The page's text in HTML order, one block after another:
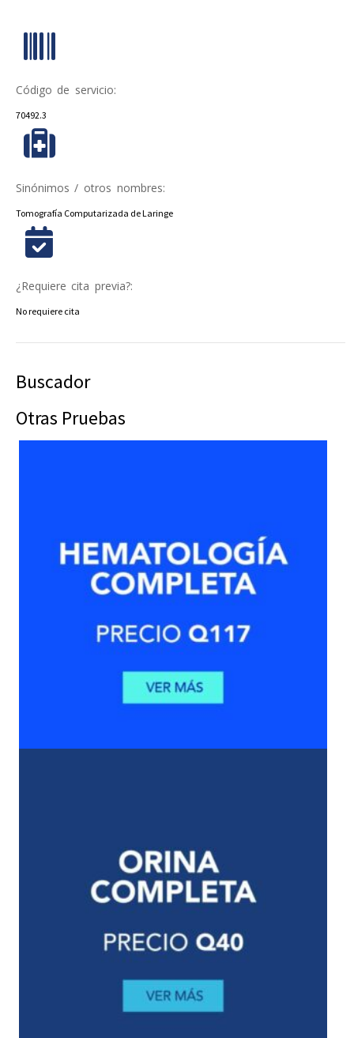
Código de servicio:
70492.3
Sinónimos / otros nombres:
Tomografía Computarizada de Laringe
¿Requiere cita previa?:
No requiere cita
Buscador
Otras Pruebas